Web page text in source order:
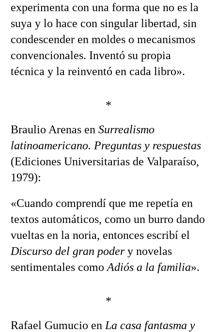
experimenta con una forma que no es la
suya y lo hace con singular libertad, sin
condescender en moldes o mecanismos
convencionales. Inventó su propia
técnica y la reinventó en cada libro».
*
Braulio Arenas en Surrealismo
latinoamericano. Preguntas y respuestas
(Ediciones Universitarias de Valparaíso,
1979):
«Cuando comprendí que me repetía en
textos automáticos, como un burro dando
vueltas en la noria, entonces escribí el
Discurso del gran podery novelas
sentimentales como Adiós a la familia».
*
Rafael Gumucio en La casa fantasma y